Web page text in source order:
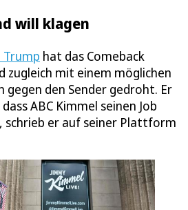
will klagen
Trump hat das Comeback
zugleich mit einem möglichen
gegen den Sender gedroht. Er
ABC Kimmel seinen Job
schrieb er auf seiner Plattform